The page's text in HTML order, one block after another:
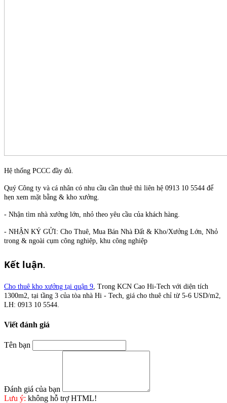
Hệ thống PCCC đầy đủ.
Quý Công ty và cá nhân có nhu cầu cần thuê thì liên hệ 0913 10 5544 để
hẹn xem mặt bằng & kho xưởng.
- Nhận tìm nhà xưởng lớn, nhỏ theo yêu cầu của khách hàng.
- NHẬN KÝ GỬI: Cho Thuê, Mua Bán Nhà Đất & Kho/Xưởng Lớn, Nhỏ
trong & ngoài cụm công nghiệp, khu công nghiệp
Kết luận.
Cho thuê kho xưởng tại quận 9, Trong KCN Cao Hi-Tech với diện tích
1300m2, tại tầng 3 của tòa nhà Hi - Tech, giá cho thuê chỉ từ 5-6 USD/m2,
LH: 0913 10 5544.
Viết đánh giá
Tên bạn
Đánh giá của bạn
Lưu ý: không hỗ trợ HTML!